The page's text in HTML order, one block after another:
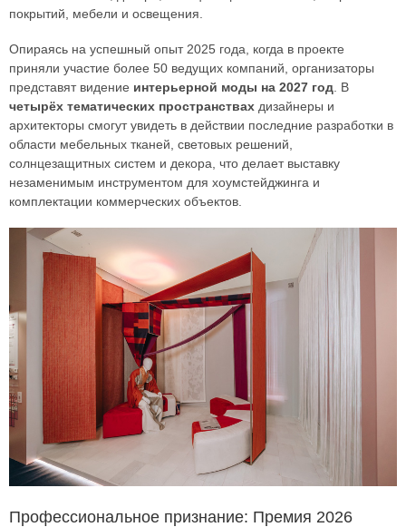
покрытий, мебели и освещения.
Опираясь на успешный опыт 2025 года, когда в проекте
приняли участие более 50 ведущих компаний, организаторы
представят видение интерьерной моды на 2027 год . В
четырёх тематических пространствах дизайнеры и
архитекторы смогут увидеть в действии последние разработки в
области мебельных тканей, световых решений,
солнцезащитных систем и декора, что делает выставку
незаменимым инструментом для хоумстейджинга и
комплектации коммерческих объектов.
Профессиональное признание: Премия 2026